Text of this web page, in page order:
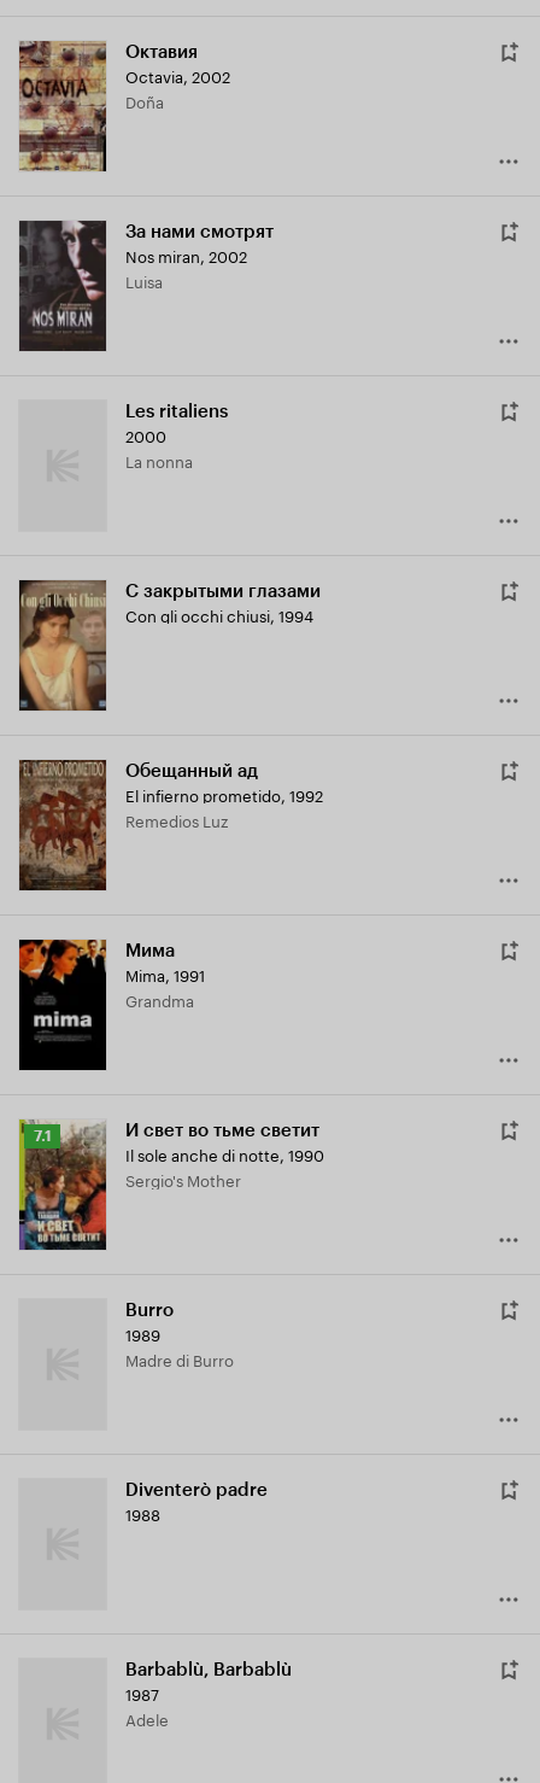
Октавия
Octavia, 2002
Doña
За нами смотрят
Nos miran, 2002
Luisa
Les ritaliens
2000
La nonna
С закрытыми глазами
Con gli occhi chiusi, 1994
Обещанный ад
El infierno prometido, 1992
Remedios Luz
Мима
Mima, 1991
Grandma
Рейтинг
Кинопоиска
7.1
7.1 И свет во тьме светит
Il sole anche di notte, 1990
Sergio's Mother
Burro
1989
Madre di Burro
Diventerò padre
1988
Barbablù, Barbablù
1987
Adele